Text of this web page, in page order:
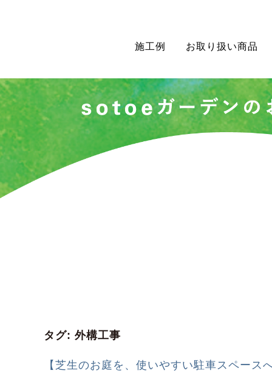
施工例 お取り扱い商品
タグ: 外構工事
【芝生のお庭を、使いやすい駐車スペース